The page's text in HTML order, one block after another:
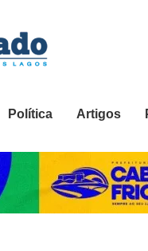
Política Artigos